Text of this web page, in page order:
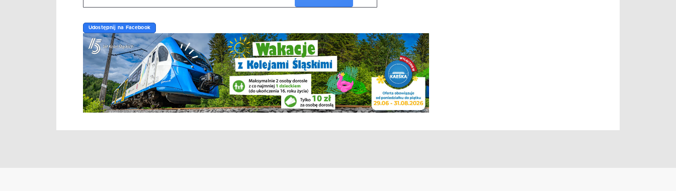
Udostępnij na Facebook